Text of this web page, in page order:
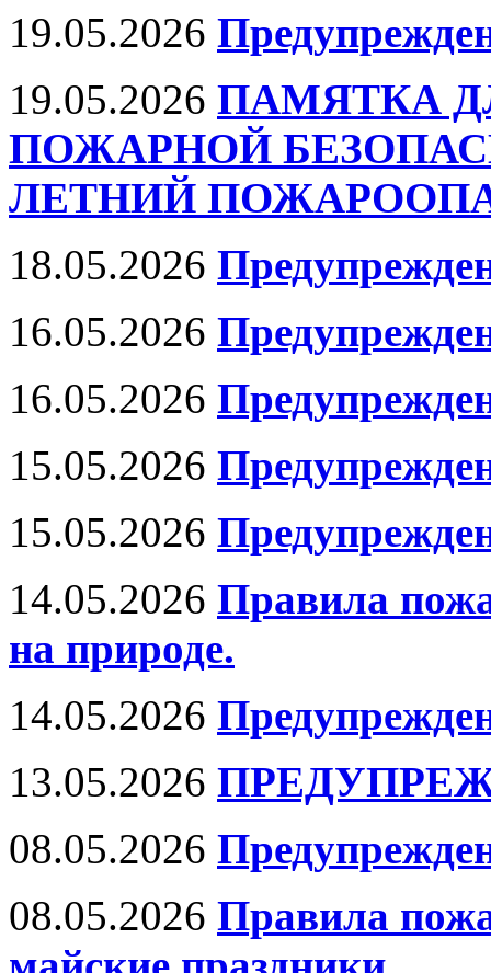
19.05.2026
19.05.2026 ПАМЯТКА
ПОЖАРНОЙ
ЛЕТНИЙ
18.05.2026
16.05.2026
16.05.2026
15.05.2026
15.05.2026
14.05.2026 Правила
на природе.
14.05.2026
13.05.2026
08.05.2026
08.05.2026 Правила